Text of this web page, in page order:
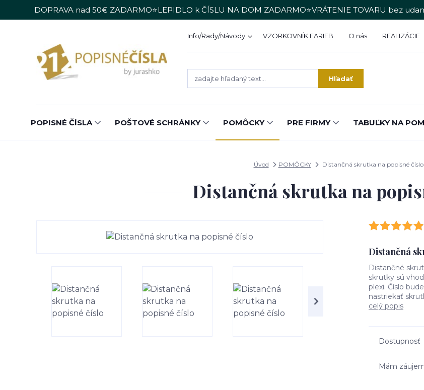
DOPRAVA nad 50€ ZADARMO⭐LEPIDLO k ČÍSLU NA DOM ZADARMO⭐VRÁTENIE TOVARU bez
Info/Rady/Návody VZORKOVNÍK FARIEB O nás REALIZÁCIE
Hľadať
POPISNÉ ČÍSLA POŠTOVÉ SCHRÁNKY POMÔCKY PRE FIRMY TABUĽKY NA
Úvod POMÔCKY Distančná skrutka na popisné číslo
Distančná skrutka na
Distančná
Distančné
skrutky sú
plexi. Číslo
nastriekať
celý popis
Dostupnosť
Mám